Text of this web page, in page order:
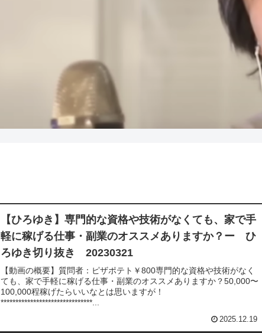
【ひろゆき】専門的な資格や技術がなくても、家で手
軽に稼げる仕事・副業のオススメありますか？ー ひ
ろゆき切り抜き 20230321
【動画の概要】質問者：ピザポテト￥800専門的な資格や技術がなく
ても、家で手軽に稼げる仕事・副業のオススメありますか？50,000〜
100,000程稼げたらいいなとは思いますが！
*******************************...
2025.12.19